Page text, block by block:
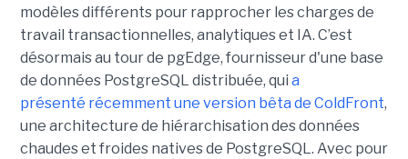
modèles différents pour rapprocher les charges de
travail transactionnelles, analytiques et IA. C’est
désormais au tour de pgEdge, fournisseur d'une base
de données PostgreSQL distribuée, qui a
présenté récemment une version bêta de ColdFront,
une architecture de hiérarchisation des données
chaudes et froides natives de PostgreSQL. Avec pour